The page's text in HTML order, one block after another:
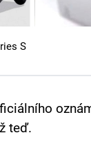
S
teď.